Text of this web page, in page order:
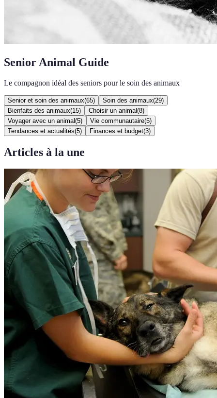
Senior Animal Guide
Le compagnon idéal des seniors pour le soin des animaux
Senior et soin des animaux(65) Soin des animaux(29)
Bienfaits des animaux(15) Choisir un animal (8)
Voyager avec un animal (5) Vie communautaire(5)
Tendances et actualités(5) Finances et budget(3)
Articles à la une